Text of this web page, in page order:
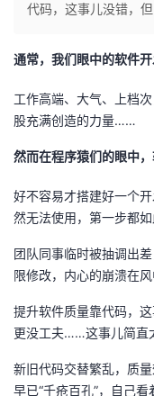
者
我
的
博
我
的
坛
我
圈
子
的
直
我
的
我
代码，这事儿没错，
通常，我们眼中的软件
工作高端、大气、上档
股充满创造的力量……
然而在程序猿们的眼中
好不容易才搭建好一个
然无法使用，第一步都
团队同事临时被抽调出
限修改，内心的崩溃在
提升软件质量靠代码，
更没工夫……这事儿简
新旧代码交替繁乱，质
早已“千疮百孔”，自己